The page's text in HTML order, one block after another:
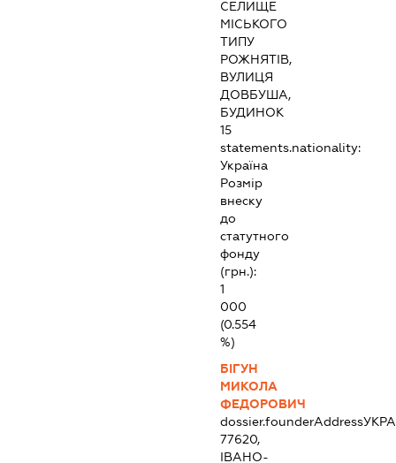
СЕЛИЩЕ
МІСЬКОГО
ТИПУ
РОЖНЯТІВ,
ВУЛИЦЯ
ДОВБУША,
БУДИНОК
15
statements.nationality:
Україна
Розмір
внеску
до
статутного
фонду
(грн.):
1
000
(0.554
%)
БІГУН
МИКОЛА
ФЕДОРОВИЧ
dossier.founderAddress
77620,
ІВАНО-